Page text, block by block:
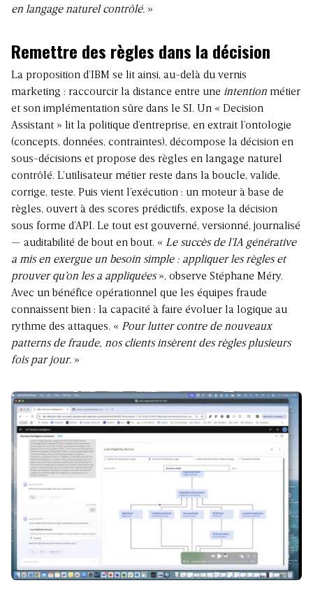
en langage naturel contrôlé. »
Remettre des règles dans la décision
La proposition d’IBM se lit ainsi, au-delà du vernis
marketing : raccourcir la distance entre une intention métier
et son implémentation sûre dans le SI. Un « Decision
Assistant » lit la politique d’entreprise, en extrait l’ontologie
(concepts, données, contraintes), décompose la décision en
sous-décisions et propose des règles en langage naturel
contrôlé. L’utilisateur métier reste dans la boucle, valide,
corrige, teste. Puis vient l’exécution : un moteur à base de
règles, ouvert à des scores prédictifs, expose la décision
sous forme d’API. Le tout est gouverné, versionné, journalisé
— auditabilité de bout en bout. « Le succès de l’IA générative
a mis en exergue un besoin simple : appliquer les règles et
prouver qu’on les a appliquées», observe Stéphane Méry.
Avec un bénéfice opérationnel que les équipes fraude
connaissent bien : la capacité à faire évoluer la logique au
rythme des attaques. « Pour lutter contre de nouveaux
patterns de fraude, nos clients insèrent des règles plusieurs
fois par jour. »